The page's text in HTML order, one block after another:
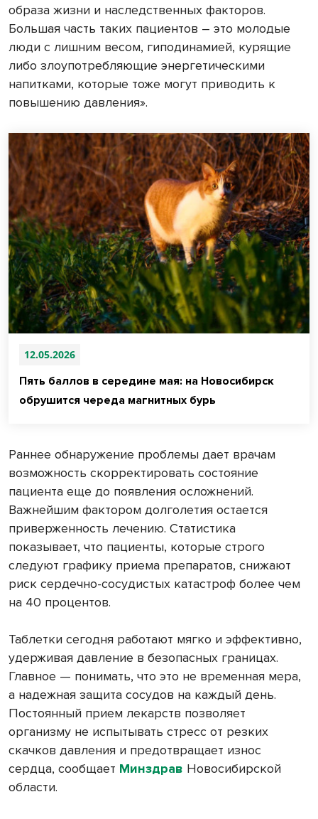
образа жизни и наследственных факторов.
Большая часть таких пациентов – это молодые
люди с лишним весом, гиподинамией, курящие
либо злоупотребляющие энергетическими
напитками, которые тоже могут приводить к
повышению давления».
12.05.2026
Пять баллов в середине мая: на Новосибирск
обрушится череда магнитных бурь
Раннее обнаружение проблемы дает врачам
возможность скорректировать состояние
пациента еще до появления осложнений.
Важнейшим фактором долголетия остается
приверженность лечению. Статистика
показывает, что пациенты, которые строго
следуют графику приема препаратов, снижают
риск сердечно-сосудистых катастроф более чем
на 40 процентов.
Таблетки сегодня работают мягко и эффективно,
удерживая давление в безопасных границах.
Главное — понимать, что это не временная мера,
а надежная защита сосудов на каждый день.
Постоянный прием лекарств позволяет
организму не испытывать стресс от резких
скачков давления и предотвращает износ
сердца, сообщает Минздрав Новосибирской
области.